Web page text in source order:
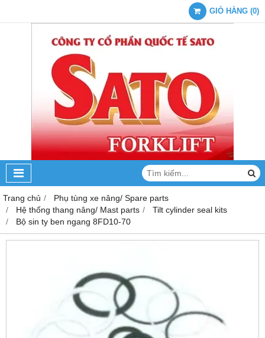
GIỎ HÀNG (0)
Trang chủ
Phụ tùng xe nâng/ Spare parts
Hệ thống thang nâng/ Mast parts
Tilt cylinder seal kits
Bộ sin ty ben ngang 8FD10-70